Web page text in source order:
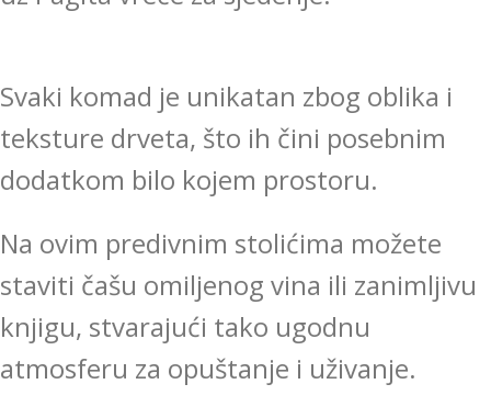
Svaki komad je unikatan zbog oblika i
teksture drveta, što ih čini posebnim
dodatkom bilo kojem prostoru.
Na ovim predivnim stolićima možete
staviti čašu omiljenog vina ili zanimljivu
knjigu, stvarajući tako ugodnu
atmosferu za opuštanje i uživanje.